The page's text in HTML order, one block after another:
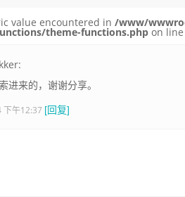
value encountered in/www/
theme-functions.php on
进来的，谢谢分享。
下午12:37 [回复]